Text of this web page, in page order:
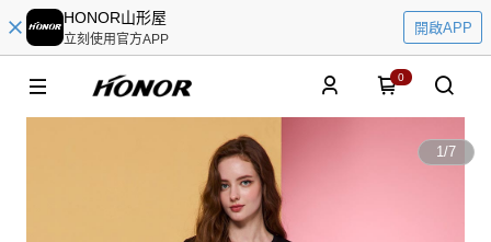
HONOR山形屋
立刻使用官方APP
開啟APP
0
1/7